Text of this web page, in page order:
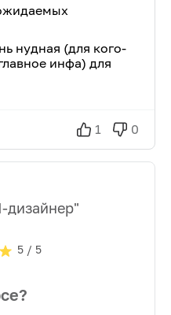
нудная (для кого-
инфа) для
1 0
дизайнер"
5/ 5